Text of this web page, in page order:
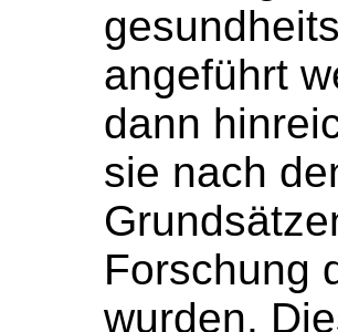
angeführt
dann
sie nach
Forschung
wurden.